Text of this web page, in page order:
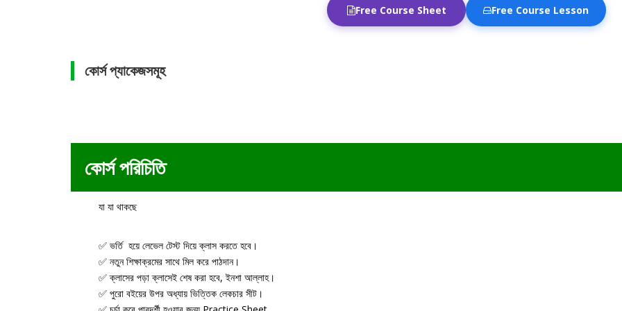
Free Course Sheet Free Course Lesson
কোর্স প্যাকেজসমূহ
কোর্স পরিচিতি
যা যা থাকছে
✅ ভর্তি হয়ে লেভেল টেস্ট দিয়ে ক্লাস করতে হবে।
✅ নতুন শিক্ষাক্রমের সাথে মিল করে পাঠদান।
✅ ক্লাসের পড়া ক্লাসেই শেষ করা হবে, ইনশা আল্লাহ।
✅ পুরো বইয়ের উপর অধ্যায় ভিত্তিক লেকচার সীট।